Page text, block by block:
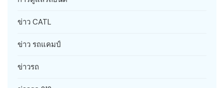
ข่าว CATL
ข่าว รถแคมป์
ข่าวรถ